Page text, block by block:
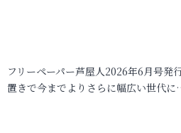
フリーペーパー芦屋人2026年6月号発
置きで今までよりさらに幅広い世代